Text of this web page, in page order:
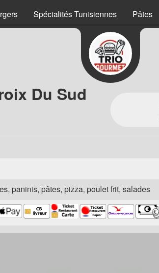
Spécialités Tunisiennes Pâtes
Du Sud
paninis, pâtes, pizza, poulet frit, salades